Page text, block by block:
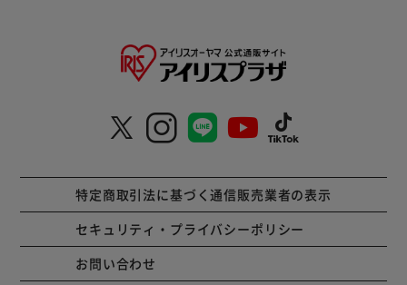
特定商取引法に基づく通信販売業者の表示
セキュリティ・プライバシーポリシー
お問い合わせ